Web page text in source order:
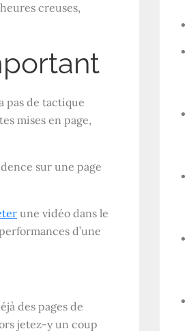
creuses,
pas de tactique
mises en page,
sur une page
une vidéo dans le
d’une
des pages de
jetez-y un coup